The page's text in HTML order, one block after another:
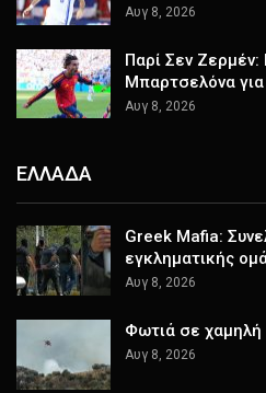
Αυγ 8, 2026
Παρί Σεν
Μπαρτσελόνα
Αυγ 8, 2026
ΕΛΛΑΔΑ
Greek Mafia:
εγκληματικής
Αυγ 8, 2026
Φωτιά σε χαμηλή
Αυγ 8, 2026